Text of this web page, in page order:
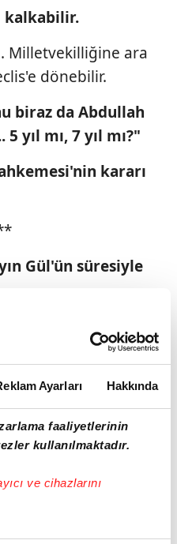
Ayarları Hakkında
faaliyetlerinin
kullanılmaktadır.
ve cihazlarını
sizlere özel
kalkabilir.
Milletvekilliğine ara
dönebilir.
biraz da Abdullah
yıl mı, 7 yıl mı?"
kararı
Gül'ün süresiyle
bir gün, ayrı bir